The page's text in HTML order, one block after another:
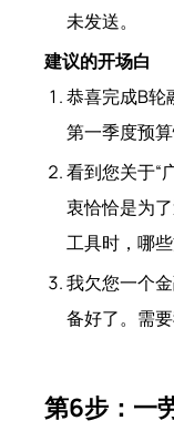
未发送。
建议的开场白
恭喜完成B轮
第一季度预
看到您关于“
衷恰恰是为
工具时，哪
我欠您一个
备好了。需
第6步：一